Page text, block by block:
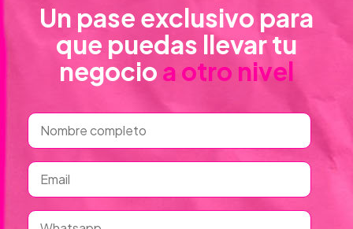
Un pase exclusivo para
que puedas llevar tu
negocio a otro nivel